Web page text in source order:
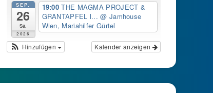
SEP.
26
Sa.
2026
19:00THE MAGMA PROJECT &
GRANTAPFEL l...@ Jamhouse
Wien, Mariahilfer Gürtel
Kalender anzeigen
Hinzufügen